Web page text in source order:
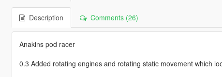
Description Comments (26)
Anakins pod racer
0.3 Added rotating engines and rotating static movement which